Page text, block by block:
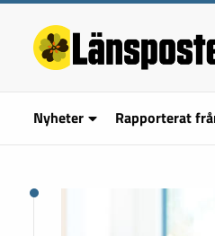
Nyheter Rapporterat